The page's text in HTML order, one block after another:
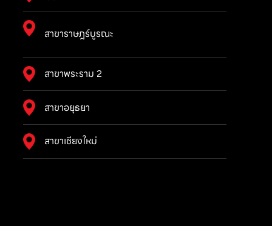
สาขาราษฎร์บูรณะ
สาขาพระราม 2
สาขาอยุธยา
สาขาเชียงใหม่